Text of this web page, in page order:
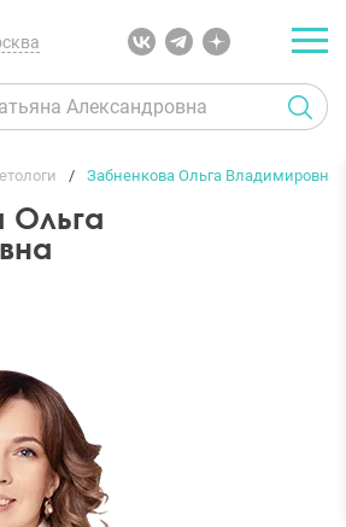
Забненкова Ольга Владимировна
Ольга